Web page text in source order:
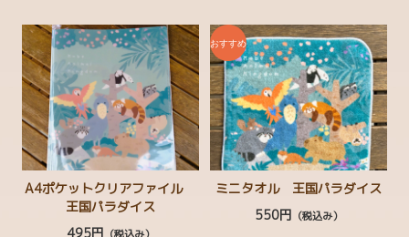
ファッション
帽子・ヘアアクセサリー
書籍
FOOD
キッチンウェア
A4ポケットクリアファイル
王国パラダイス
495円
ミニタオル 王国パラダイス
550円 （税込み）